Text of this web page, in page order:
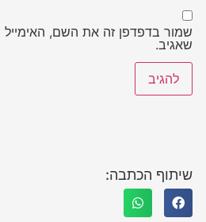
שמור בדפדפן זה את השם,
שאגיב.
שיתוף הכתבה: